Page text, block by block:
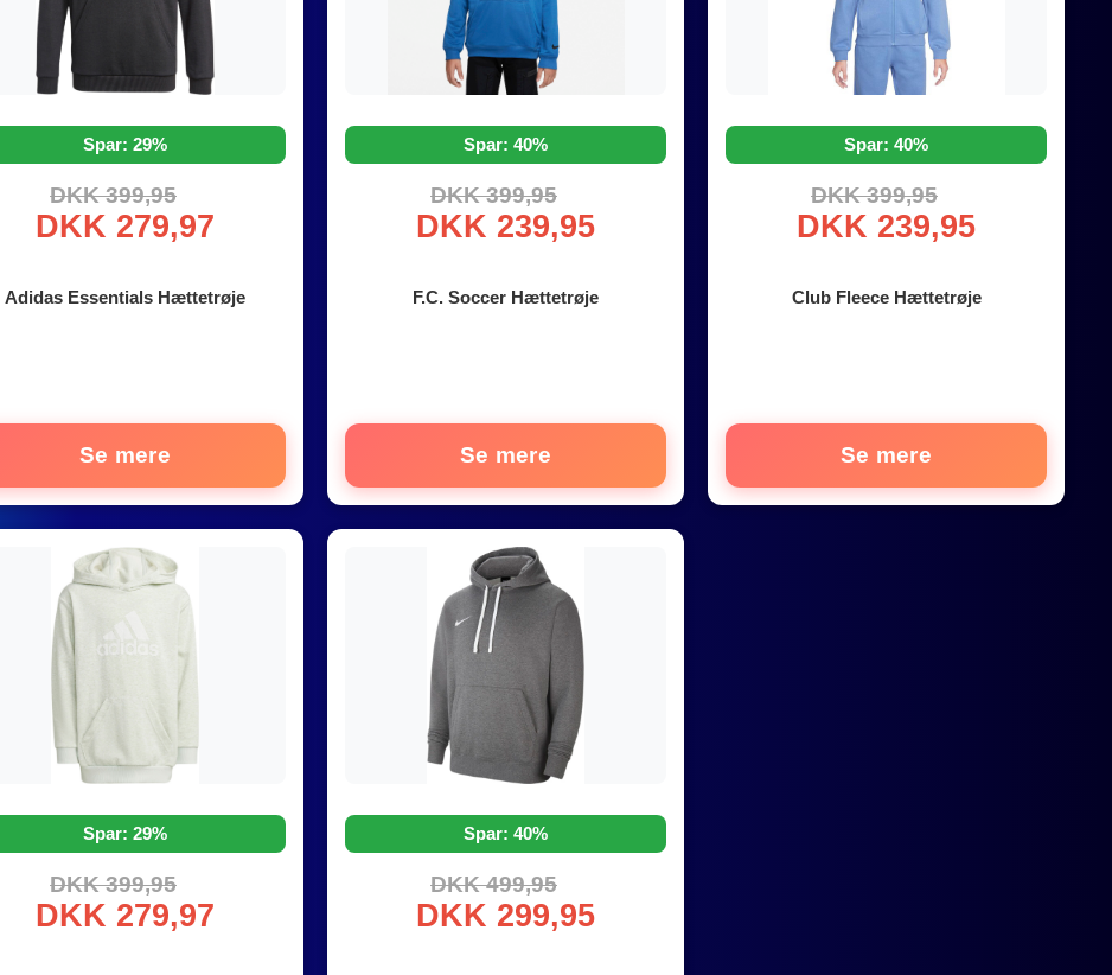
Spar: 29%
DKK 399,95
DKK 279,97
Adidas Essentials Hættetrøje
Se mere
Spar: 40%
DKK 399,95
DKK 239,95
F.C. Soccer Hættetrøje
Se mere
Spar: 40%
DKK 399,95
DKK 239,95
Club Fleece Hættetrøje
Se mere
Spar: 29%
DKK 399,95
DKK 279,97
Spar: 40%
DKK 499,95
DKK 299,95